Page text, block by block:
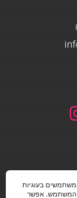
משתמשים בעוגיות
המשתמש. אפשר